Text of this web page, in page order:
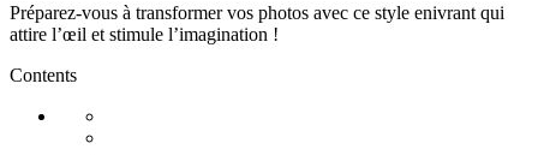
Préparez-vous à transformer vos photos avec ce style enivrant qui
attire l’œil et stimule l’imagination !
Contents